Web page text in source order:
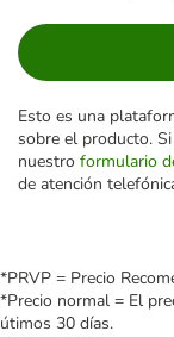
Esto es una
sobre el producto.
nuestro formulario
de atención
*PRVP = Precio
*Precio normal = El
útimos 30 días.